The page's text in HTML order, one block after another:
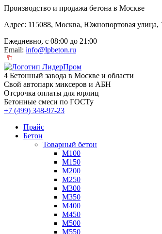
Производство и продажа бетона в Москве
Адрес: 115088, Москва, Южнопортовая улица,
Ежедневно, с 08:00 до 21:00
Email: info@lpbeton.ru
4 Бетонный завода в Москве и области
Свой автопарк миксеров и АБН
Отсрочка оплаты для юрлиц
Бетонные смеси по ГОСТу
+7 (499) 348-97-23
Прайс
Бетон
Товарный бетон
М100
М150
М200
М250
М300
М350
М400
М450
М500
М550